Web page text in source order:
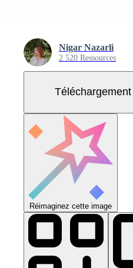
Nigar Nazarli
2 520 Ressources
Réimaginez cette image